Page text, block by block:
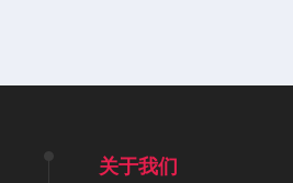
关于我们